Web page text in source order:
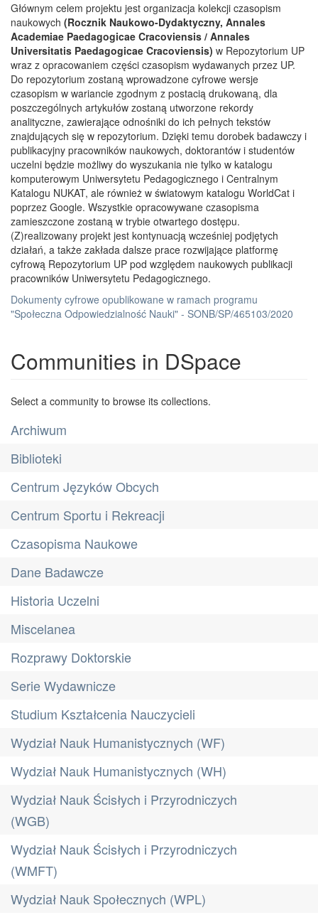
Głównym celem projektu jest organizacja kolekcji czasopism
naukowych (Rocznik Naukowo-Dydaktyczny, Annales
Academiae Paedagogicae Cracoviensis / Annales
Universitatis Paedagogicae Cracoviensis) w Repozytorium UP
wraz z opracowaniem części czasopism wydawanych przez UP.
Do repozytorium zostaną wprowadzone cyfrowe wersje
czasopism w wariancie zgodnym z postacią drukowaną, dla
poszczególnych artykułów zostaną utworzone rekordy
analityczne, zawierające odnośniki do ich pełnych tekstów
znajdujących się w repozytorium. Dzięki temu dorobek badawczy i
publikacyjny pracowników naukowych, doktorantów i studentów
uczelni będzie możliwy do wyszukania nie tylko w katalogu
komputerowym Uniwersytetu Pedagogicznego i Centralnym
Katalogu NUKAT, ale również w światowym katalogu WorldCat i
poprzez Google. Wszystkie opracowywane czasopisma
zamieszczone zostaną w trybie otwartego dostępu.
(Z)realizowany projekt jest kontynuacją wcześniej podjętych
działań, a także zakłada dalsze prace rozwijające platformę
cyfrową Repozytorium UP pod względem naukowych publikacji
pracowników Uniwersytetu Pedagogicznego.
Dokumenty cyfrowe opublikowane w ramach programu
"Społeczna Odpowiedzialność Nauki" - SONB/SP/465103/2020
Communities in DSpace
Select a community to browse its collections.
Archiwum
Biblioteki
Centrum Języków Obcych
Centrum Sportu i Rekreacji
Czasopisma Naukowe
Dane Badawcze
Historia Uczelni
Miscelanea
Rozprawy Doktorskie
Serie Wydawnicze
Studium Kształcenia Nauczycieli
Wydział Nauk Humanistycznych (WF)
Wydział Nauk Humanistycznych (WH)
Wydział Nauk Ścisłych i Przyrodniczych
(WGB)
Wydział Nauk Ścisłych i Przyrodniczych
(WMFT)
Wydział Nauk Społecznych (WPL)